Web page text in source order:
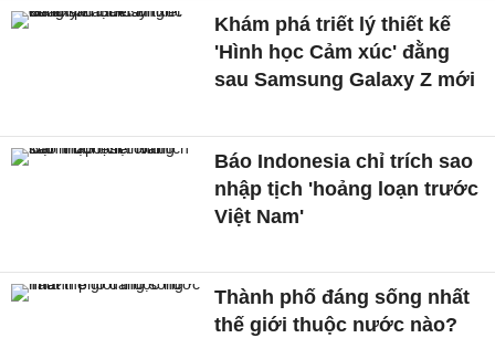
Khám phá triết lý thiết kế
'Hình học Cảm xúc' đằng
sau Samsung Galaxy Z mới
Báo Indonesia chỉ trích sao
nhập tịch 'hoảng loạn trước
Việt Nam'
Thành phố đáng sống nhất
thế giới thuộc nước nào?